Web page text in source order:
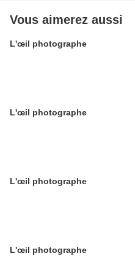
Vous aimerez aussi
L'œil photographe
L'œil photographe
L'œil photographe
L'œil photographe